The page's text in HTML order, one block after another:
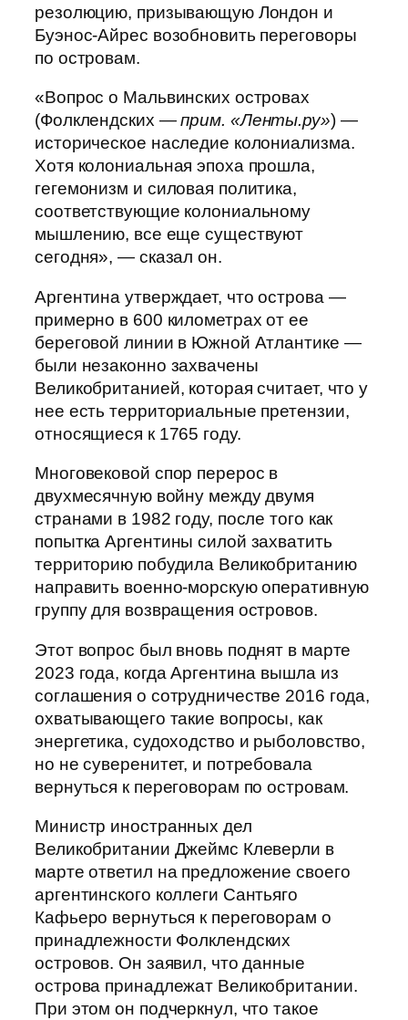
резолюцию, призывающую Лондон и
Буэнос-Айрес возобновить переговоры
по островам.
«Вопрос о Мальвинских островах
(Фолклендских —прим. «Ленты.ру») —
историческое наследие колониализма.
Хотя колониальная эпоха прошла,
гегемонизм и силовая политика,
соответствующие колониальному
мышлению, все еще существуют
сегодня», — сказал он.
Аргентина утверждает, что острова —
примерно в 600 километрах от ее
береговой линии в Южной Атлантике —
были незаконно захвачены
Великобританией, которая считает, что у
нее есть территориальные претензии,
относящиеся к 1765 году.
Многовековой спор перерос в
двухмесячную войну между двумя
странами в 1982 году, после того как
попытка Аргентины силой захватить
территорию побудила Великобританию
направить военно-морскую оперативную
группу для возвращения островов.
Этот вопрос был вновь поднят в марте
2023 года, когда Аргентина вышла из
соглашения о сотрудничестве 2016 года,
охватывающего такие вопросы, как
энергетика, судоходство и рыболовство,
но не суверенитет, и потребовала
вернуться к переговорам по островам.
Министр иностранных дел
Великобритании Джеймс Клеверли в
марте ответил на предложение своего
аргентинского коллеги Сантьяго
Кафьеро вернуться к переговорам о
принадлежности Фолклендских
островов. Он заявил, что данные
острова принадлежат Великобритании.
При этом он подчеркнул, что такое